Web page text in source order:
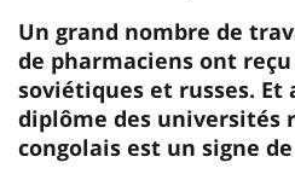
Un grand nombre de
de pharmaciens ont
soviétiques et russes. Et
diplôme des universités
congolais est un signe